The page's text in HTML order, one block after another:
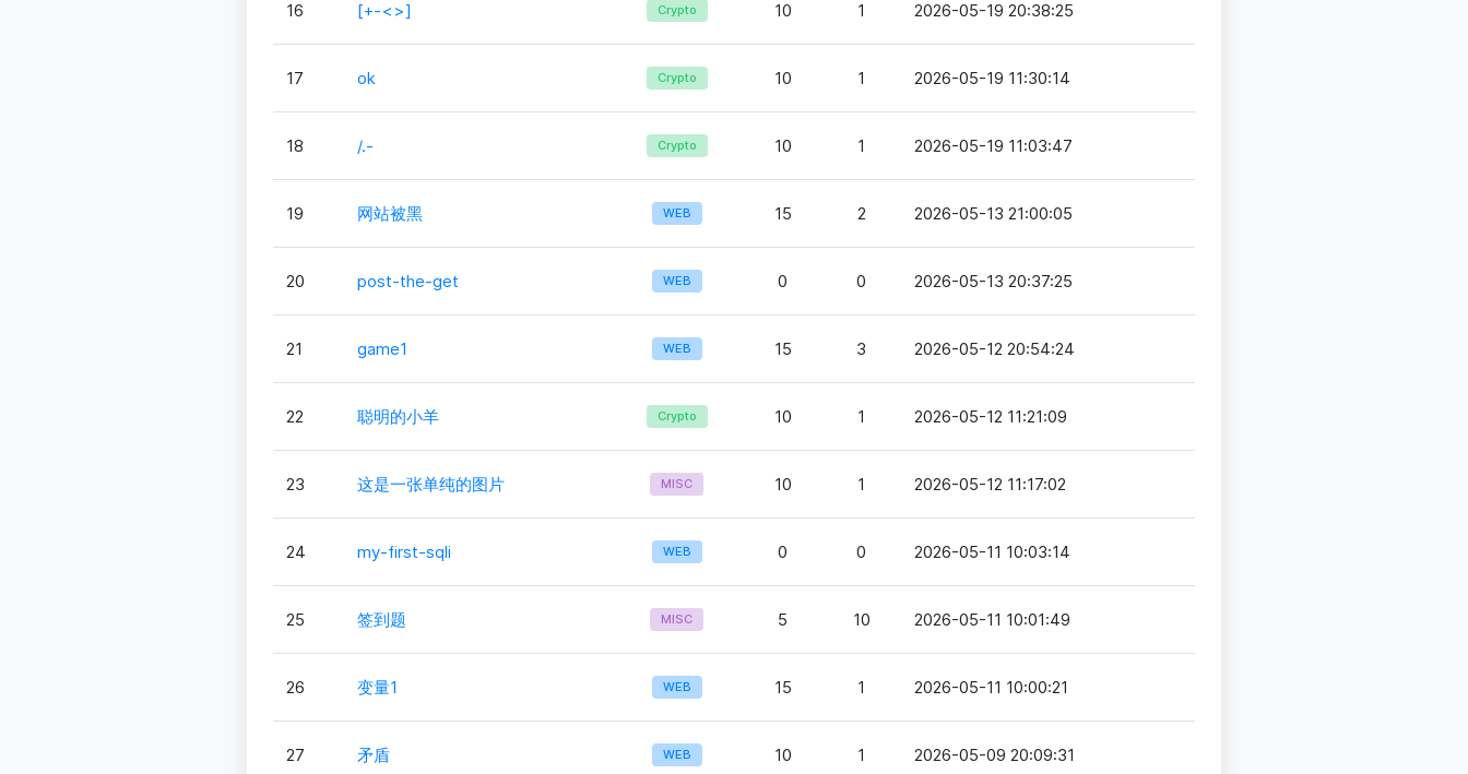
16 [+-<>] Crypto 10 1 2026-05-19 20:38:25
17 ok Crypto 10 1 2026-05-19 11:30:14
18 /.- Crypto 10 1 2026-05-19 11:03:47
19 网站被黑 WEB 15 2 2026-05-13 21:00:05
20 post-the-get WEB 0 0 2026-05-13 20:37:25
21 game1 WEB 15 3 2026-05-12 20:54:24
22 聪明的小羊 Crypto 10 1 2026-05-12 11:21:09
23 这是一张单纯的图片 MISC 10 1 2026-05-12 11:17:02
24 my-first-sqli WEB 0 0 2026-05-11 10:03:14
25 签到题 MISC 5 10 2026-05-11 10:01:49
26 变量1 WEB 15 1 2026-05-11 10:00:21
27 矛盾 WEB 10 1 2026-05-09 20:09:31